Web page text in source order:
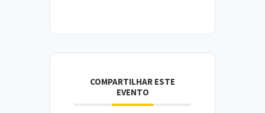
COMPARTILHAR ESTE
EVENTO